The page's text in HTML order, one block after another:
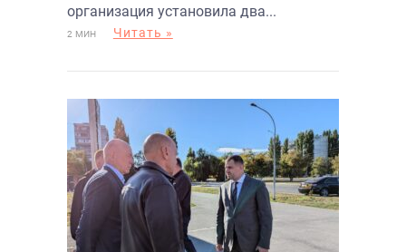
организация установила два...
2 МИН Читать »